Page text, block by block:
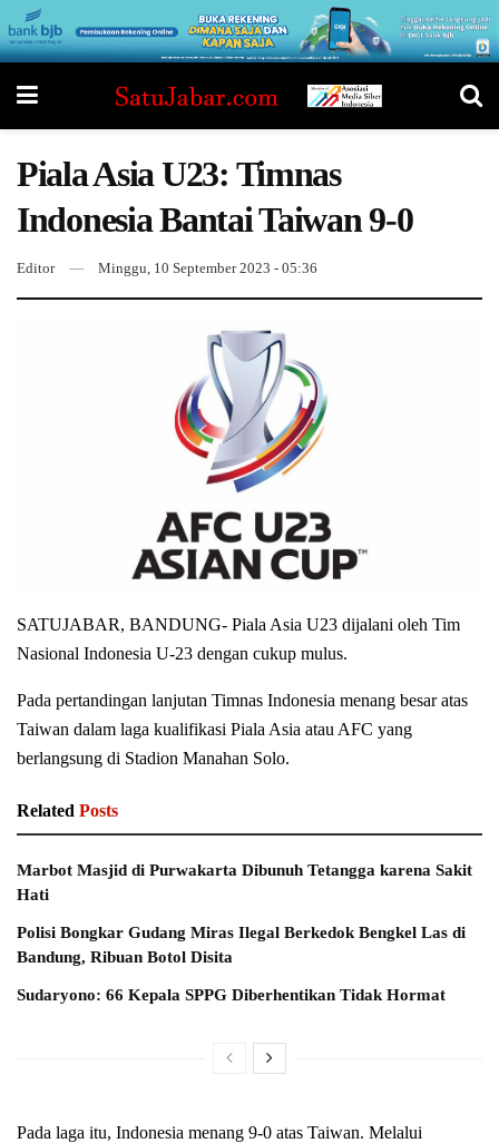
Piala Asia U23: Timnas
Indonesia Bantai Taiwan 9-0
Editor Minggu, 10 September 2023 - 05:36
SATUJABAR, BANDUNG- Piala Asia U23 dijalani oleh Tim
Nasional Indonesia U-23 dengan cukup mulus.
Pada pertandingan lanjutan Timnas Indonesia menang besar atas
Taiwan dalam laga kualifikasi Piala Asia atau AFC yang
berlangsung di Stadion Manahan Solo.
Related Posts
Marbot Masjid di Purwakarta Dibunuh Tetangga karena Sakit
Hati
Polisi Bongkar Gudang Miras Ilegal Berkedok Bengkel Las di
Bandung, Ribuan Botol Disita
Sudaryono: 66 Kepala SPPG Diberhentikan Tidak Hormat
Pada laga itu, Indonesia menang 9-0 atas Taiwan. Melalui